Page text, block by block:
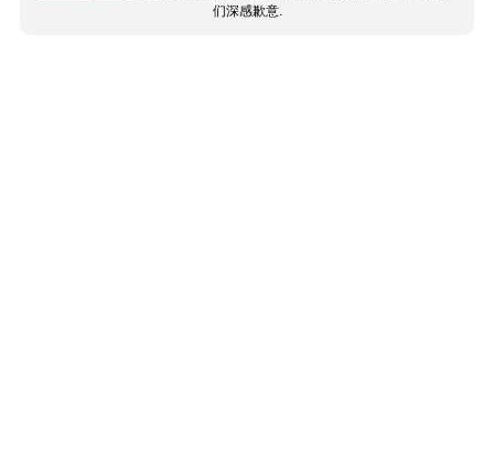
们深感歉意.